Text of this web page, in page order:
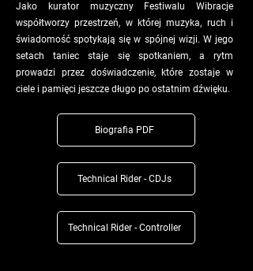
Jako kurator muzyczny Festiwalu Wibracje
współtworzy przestrzeń, w której muzyka, ruch i
świadomość spotykają się w spójnej wizji. W jego
setach taniec staje się spotkaniem, a rytm
prowadzi przez doświadczenie, które zostaje w
ciele i pamięci jeszcze długo po ostatnim dźwięku.
Biografia PDF
Technical Rider - CDJs
Technical Rider - Controller